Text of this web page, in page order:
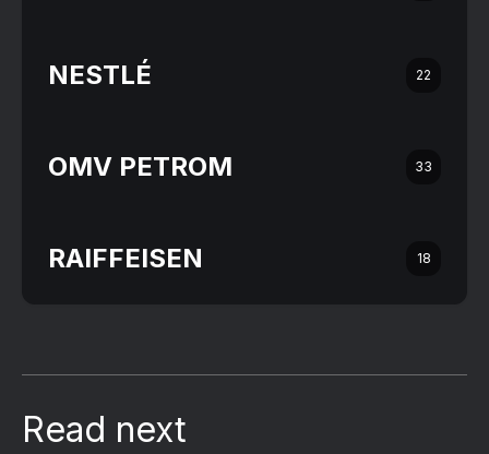
NESTLÉ 22
OMV PETROM 33
RAIFFEISEN 18
Read next